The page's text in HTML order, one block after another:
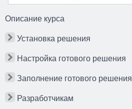
Описание курса
Установка решения
Настройка готового решения
Заполнение готового решения
Разработчикам